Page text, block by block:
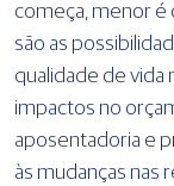
começa, menor é
são as
qualidade de vida
impactos no
aposentadoria e
às mudanças nas